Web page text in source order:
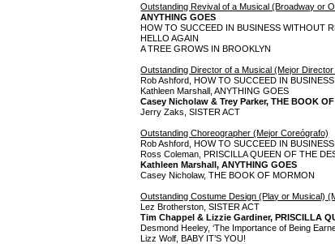
Outstanding Revival of a Musical (Broadway or
ANYTHING GOES
HOW TO SUCCEED IN BUSINESS WITHOUT
HELLO AGAIN
A TREE GROWS IN BROOKLYN
Outstanding Director of a Musical (Mejor
Rob Ashford, HOW TO SUCCEED IN
Kathleen Marshall, ANYTHING GOES
Casey Nicholaw & Trey Parker, THE BOOK
Jerry Zaks, SISTER ACT
Outstanding Choreographer (Mejor Coreógrafo)
Rob Ashford, HOW TO SUCCEED IN
Ross Coleman, PRISCILLA QUEEN OF THE
Kathleen Marshall, ANYTHING GOES
Casey Nicholaw, THE BOOK OF MORMON
Outstanding Costume Design (Play or Musical)
Lez Brotherston, SISTER ACT
Tim Chappel & Lizzie Gardiner, PRISCILLA
Desmond Heeley, ‘The Importance of Being
Lizz Wolf, BABY IT’S YOU!